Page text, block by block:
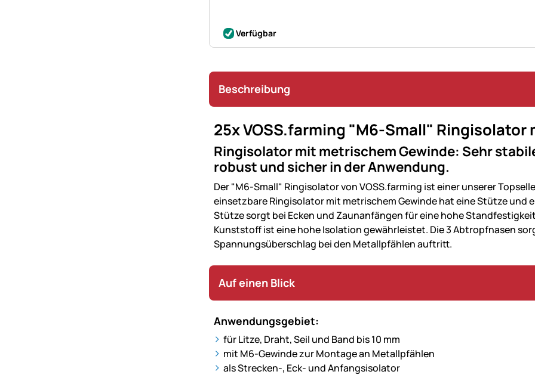
Verfügbar
Beschreibung
25x VOSS.farming "M6-Small" Ringisolator
Ringisolator mit metrischem Gewinde: Sehr
robust und sicher in der Anwendung.
Der "M6-Small" Ringisolator von VOSS.farming ist einer unserer
einsetzbare Ringisolator mit metrischem Gewinde hat eine Stütze und
Stütze sorgt bei Ecken und Zaunanfängen für eine hohe
Kunststoff ist eine hohe Isolation gewährleistet. Die 3 Abtropfnasen
Spannungsüberschlag bei den Metallpfählen auftritt.
Auf einen Blick
Anwendungsgebiet:
für Litze, Draht, Seil und Band bis 10 mm
mit M6-Gewinde zur Montage an Metallpfählen
als Strecken-, Eck- und Anfangsisolator